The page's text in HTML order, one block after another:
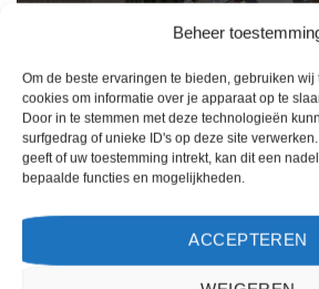
Beheer
Om de beste ervaringen te bieden, gebruiken
cookies om informatie over je apparaat op te
Door in te stemmen met deze technologieën
surfgedrag of unieke ID's op deze site
geeft of uw toestemming intrekt, kan dit een
bepaalde functies en mogelijkheden.
ACCEPTEREN
Ik ben erg tevreden over mijn ervaring met